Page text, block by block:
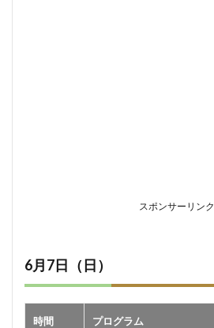
スポンサーリンク
6月7日（日）
時間 プログラム